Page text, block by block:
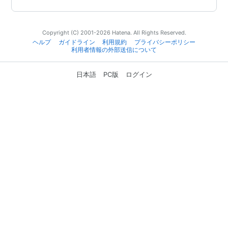
Copyright (C) 2001-2026 Hatena. All Rights Reserved.
ヘルプ
ガイドライン 利用規約
プライバシーポリシー
利用者情報の外部送信について
日本語 PC版 ログイン